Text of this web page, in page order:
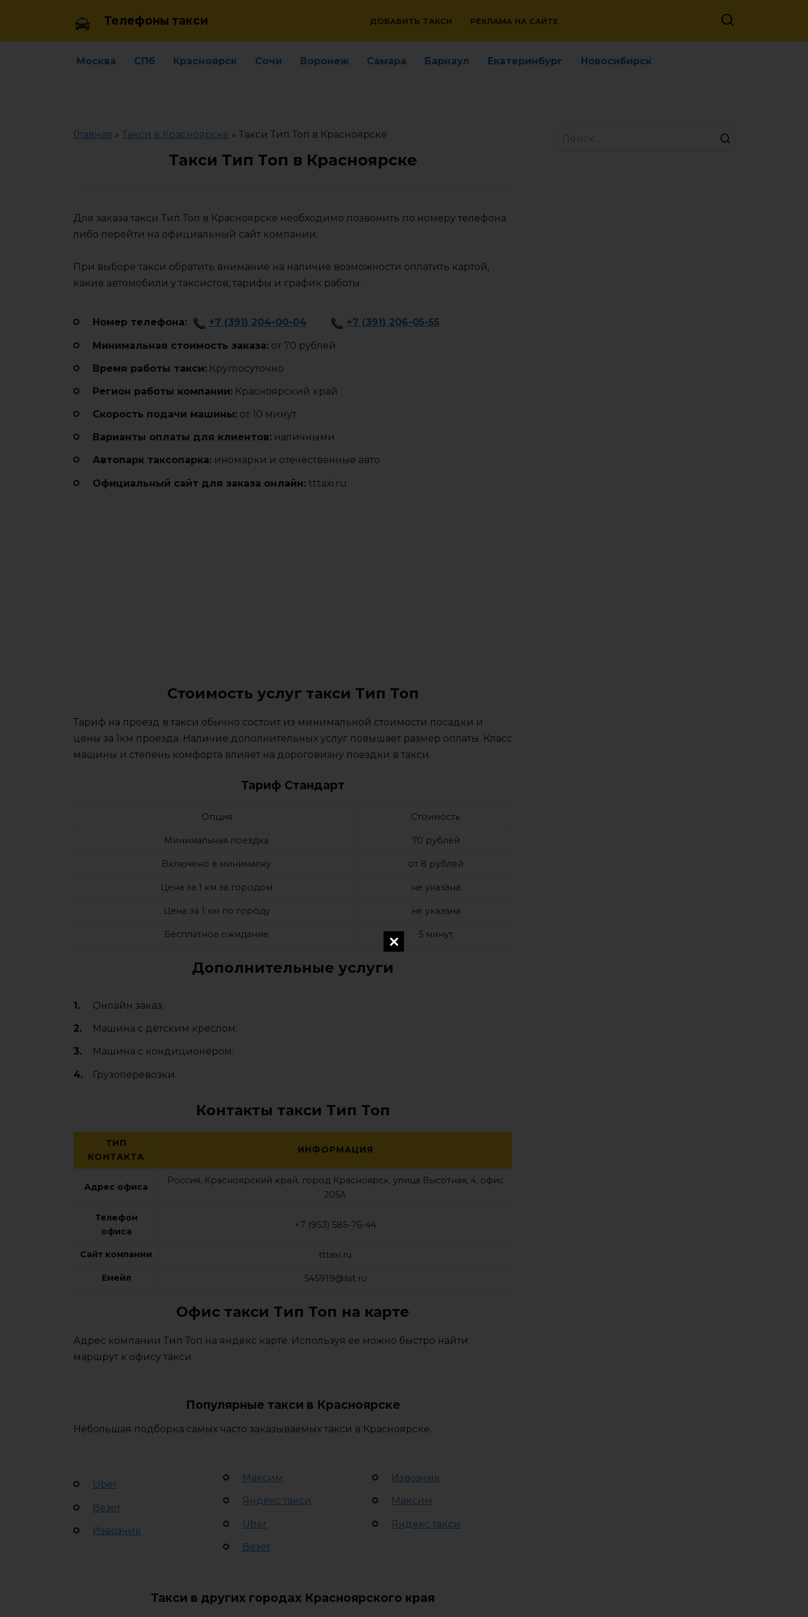
Телефоны такси ДОБАВИТЬ ТАКСИ РЕКЛАМА НА САЙТЕ
Москва СПб Красноярск Сочи Воронеж Самара Барнаул Екатеринбург Новосибирск
Главная » Такси в Красноярске » Такси Тип Топ в Красноярске
Такси Тип Топ в Красноярске
Для заказа такси Тип Топ в Красноярске необходимо позвонить по номеру телефона
либо перейти на официальный сайт компании.
При выборе такси обратить внимание на наличие возможности оплатить картой,
какие автомобили у таксистов, тарифы и график работы.
Номер телефона: +7 (391) 204-00-04 +7 (391) 206-05-55
Минимальная стоимость заказа: от 70 рублей
Время работы такси: Круглосуточно
Регион работы компании: Красноярский край
Cкорость подачи машины: от 10 минут
Варианты оплаты для клиентов: наличными
Автопарк таксопарка: иномарки и отечественные авто
Официальный сайт для заказа онлайн: tttaxi.ru
Стоимость услуг такси Тип Топ
Тариф на проезд в такси обычно состоит из минимальной стоимости посадки и
цены за 1км проезда. Наличие дополнительных услуг повышает размер оплаты. Класс
машины и степень комфорта влияет на дороговизну поездки в такси.
Тариф Стандарт
Опция Стоимость
Минимальная поездка 70 рублей
Включено в минималку от 8 рублей
Цена за 1 км за городом не указана
Цена за 1 км по городу не указана
Бесплатное ожидание 5 минут
Дополнительные услуги
Онлайн заказ;
Машина с детским креслом;
Машина с кондиционером;
Грузоперевозки.
Контакты такси Тип Топ
ТИП
КОНТАКТА
ИНФОРМАЦИЯ
Адрес офиса
Россия, Красноярский край, город Красноярск, улица Высотная, 4, офис
205А
Телефон
офиса
+7 (953) 585-76-44
Сайт компании tttaxi.ru
Емейл 545919@list.ru
Офис такси Тип Топ на карте
Адрес компании Тип Топ на яндекс карте. Используя ее можно быстро найти
маршрут к офису такси.
Популярные такси в Красноярске
Небольшая подборка самых часто заказываемых такси в Красноярске.
Uber
Везет
Извозчик
Максим
Яндекс такси
Uber
Везет
Извозчик
Максим
Яндекс такси
Такси в других городах Красноярского края
Search